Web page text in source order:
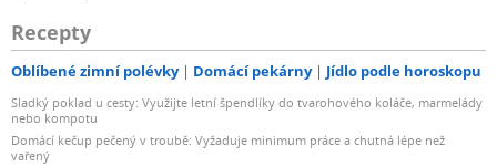
Recepty
Oblíbené zimní polévky Domácí pekárny Jídlo podle horoskopu
Sladký poklad u cesty: Využijte letní špendlíky do tvarohového koláče, marmelády
nebo kompotu
Domácí kečup pečený v troubě: Vyžaduje minimum práce a chutná lépe než
vařený